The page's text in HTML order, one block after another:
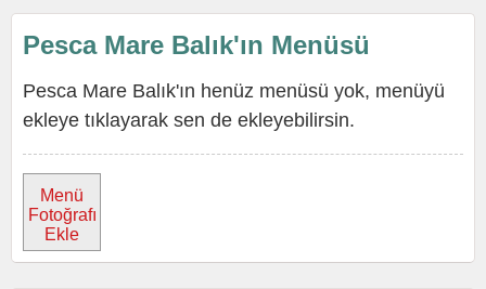
Pesca Mare Balık'ın Menüsü
Pesca Mare Balık'ın henüz menüsü yok, menüyü
ekleye tıklayarak sen de ekleyebilirsin.
Menü
Fotoğrafı
Ekle